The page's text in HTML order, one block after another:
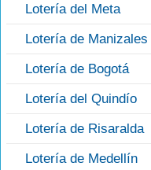
Lotería del Meta
Lotería de Manizales
Lotería de Bogotá
Lotería del Quindío
Lotería de Risaralda
Lotería de Medellín